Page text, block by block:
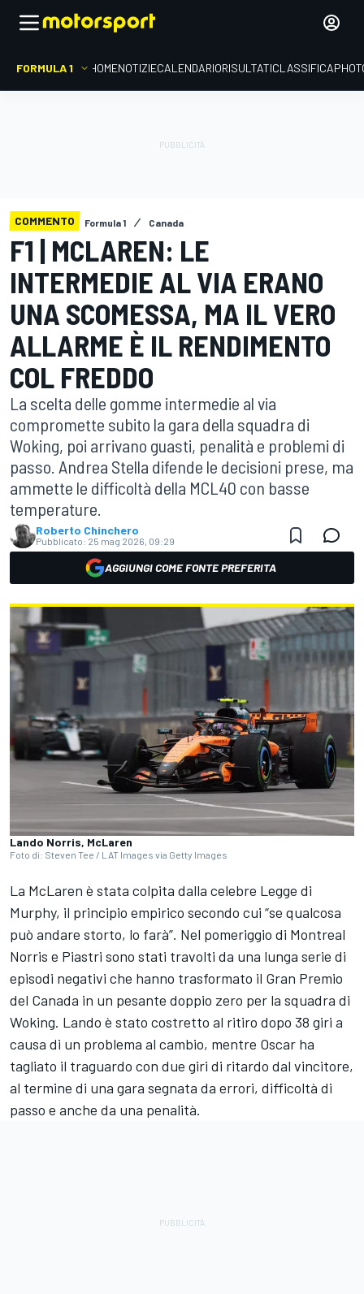
FORMULA 1 HOMENOTIZIECALENDARIORISULTATICLASSIFICA
COMMENTO Formula 1 Canada
F1 | MCLAREN: LE
INTERMEDIE AL VIA ERANO
UNA SCOMESSA, MA IL VERO
ALLARME È IL RENDIMENTO
COL FREDDO
La scelta delle gomme intermedie al via
compromette subito la gara della squadra di
Woking, poi arrivano guasti, penalità e problemi di
passo. Andrea Stella difende le decisioni prese, ma
ammette le difficoltà della MCL40 con basse
temperature.
Roberto Chinchero
Pubblicato: 25 mag 2026, 09:29
AGGIUNGI COME FONTE PREFERITA
Lando Norris, McLaren
Foto di: Steven Tee / LAT Images via Getty Images
La McLaren è stata colpita dalla celebre Legge di
Murphy, il principio empirico secondo cui “se qualcosa
può andare storto, lo farà”. Nel pomeriggio di Montreal
Norris e Piastri sono stati travolti da una lunga serie di
episodi negativi che hanno trasformato il Gran Premio
del Canada in un pesante doppio zero per la squadra di
Woking. Lando è stato costretto al ritiro dopo 38 giri a
causa di un problema al cambio, mentre Oscar ha
tagliato il traguardo con due giri di ritardo dal vincitore,
al termine di una gara segnata da errori, difficoltà di
passo e anche da una penalità.